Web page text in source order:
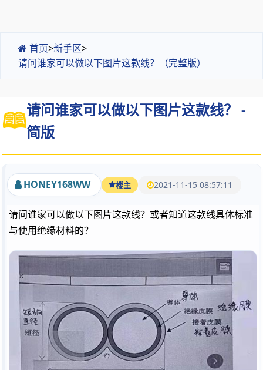
首页>新手区>
请问谁家可以做以下图片这款线？（完整版）
请问谁家可以做以下图片这款线？ -
简版
HONEY168WW 楼主 2021-11-15 08:57:11
请问谁家可以做以下图片这款线？或者知道这款线具体标准
与使用绝缘材料的？